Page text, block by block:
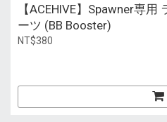
【ACEHIVE】Spawner専
ーツ (BB Booster)
NT$380